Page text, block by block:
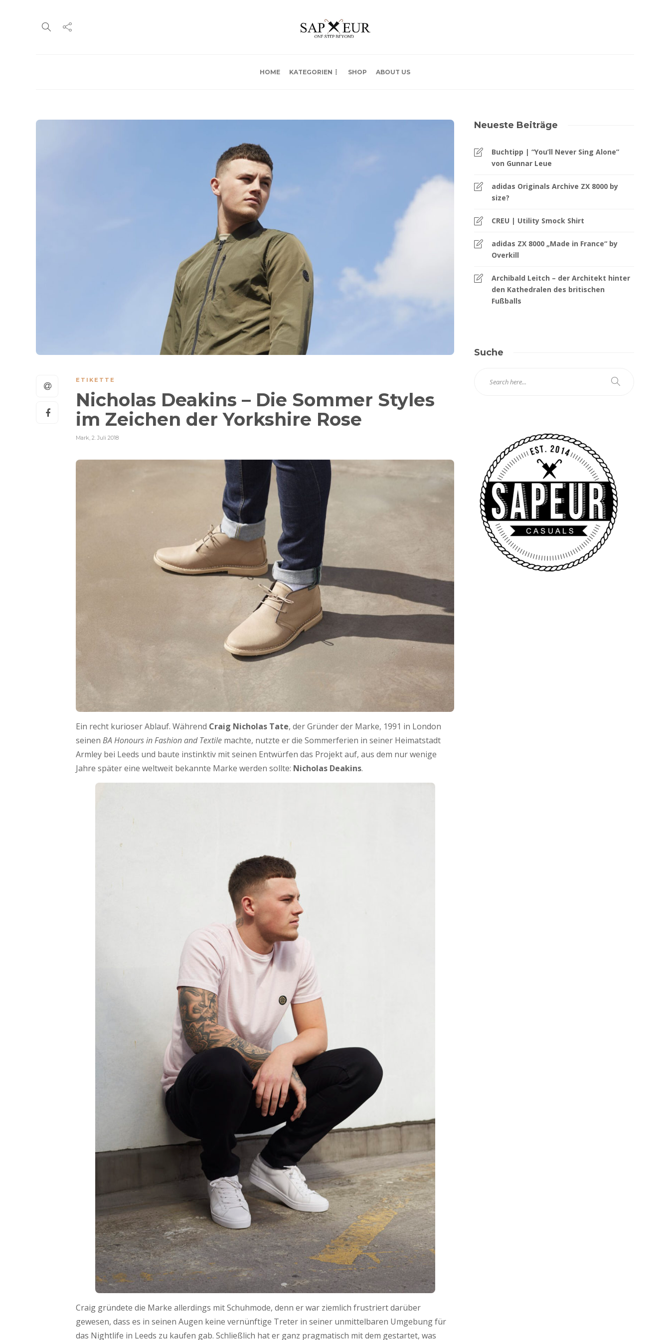
HOME KATEGORIEN SHOP ABOUT US
ETIKETTE
Nicholas Deakins – Die Sommer Styles
im Zeichen der Yorkshire Rose
Mark, 2. Juli 2018
Ein recht kurioser Ablauf. Während Craig Nicholas Tate, der Gründer der Marke, 1991 in London
seinen BA Honours in Fashion and Textile machte, nutzte er die Sommerferien in seiner Heimatstadt
Armley bei Leeds und baute instinktiv mit seinen Entwürfen das Projekt auf, aus dem nur wenige
Jahre später eine weltweit bekannte Marke werden sollte: Nicholas Deakins.
Craig gründete die Marke allerdings mit Schuhmode, denn er war ziemlich frustriert darüber
gewesen, dass es in seinen Augen keine vernünftige Treter in seiner unmittelbaren Umgebung für
das Nightlife in Leeds zu kaufen gab. Schließlich hat er ganz pragmatisch mit dem gestartet, was
Neueste Beiträge
Buchtipp | “You’ll Never Sing Alone”
von Gunnar Leue
adidas Originals Archive ZX 8000 by
size?
CREU | Utility Smock Shirt
adidas ZX 8000 „Made in France“ by
Overkill
Archibald Leitch – der Architekt hinter
den Kathedralen des britischen
Fußballs
Suche